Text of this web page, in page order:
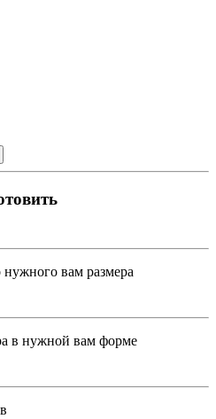
вам размера
в нужной вам форме